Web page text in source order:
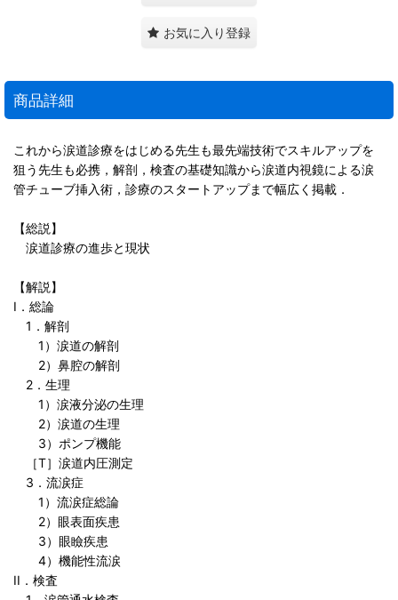
お気に入り登録
商品詳細
これから涙道診療をはじめる先生も最先端技術でスキルアップを
狙う先生も必携，解剖，検査の基礎知識から涙道内視鏡による涙
管チューブ挿入術，診療のスタートアップまで幅広く掲載．
【総説】
涙道診療の進歩と現状
【解説】
I．総論
1．解剖
1）涙道の解剖
2）鼻腔の解剖
2．生理
1）涙液分泌の生理
2）涙道の生理
3）ポンプ機能
［T］涙道内圧測定
3．流涙症
1）流涙症総論
2）眼表面疾患
3）眼瞼疾患
4）機能性流涙
II．検査